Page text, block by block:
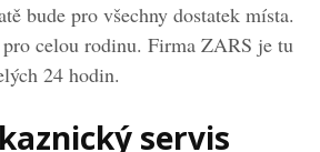
bude pro všechny dostatek místa.
celou rodinu. Firma ZARS je tu
24 hodin.
servis